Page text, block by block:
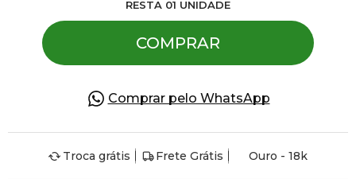
RESTA 01 UNIDADE
COMPRAR
Comprar pelo WhatsApp
Troca grátis Frete Grátis Ouro - 18k
Pedras Preciosas
Presente
OFERTAS